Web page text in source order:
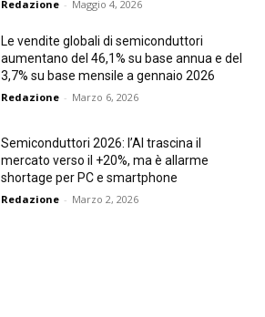
Redazione - Maggio 4, 2026
Le vendite globali di semiconduttori
aumentano del 46,1% su base annua e del
3,7% su base mensile a gennaio 2026
Redazione - Marzo 6, 2026
Semiconduttori 2026: l’AI trascina il
mercato verso il +20%, ma è allarme
shortage per PC e smartphone
Redazione - Marzo 2, 2026